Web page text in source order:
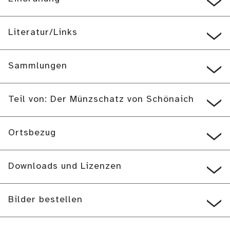
Literatur/Links
Sammlungen
Teil von: Der Münzschatz von Schönaich
Ortsbezug
Downloads und Lizenzen
Bilder bestellen